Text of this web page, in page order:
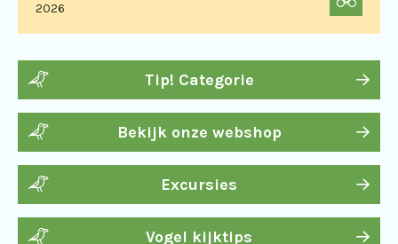
2026
Tip! Categorie
Bekijk onze webshop
Excursies
Vogel kijktips